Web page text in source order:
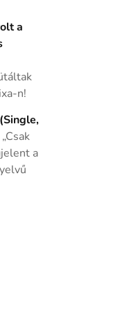
a
n!
„Csak
a